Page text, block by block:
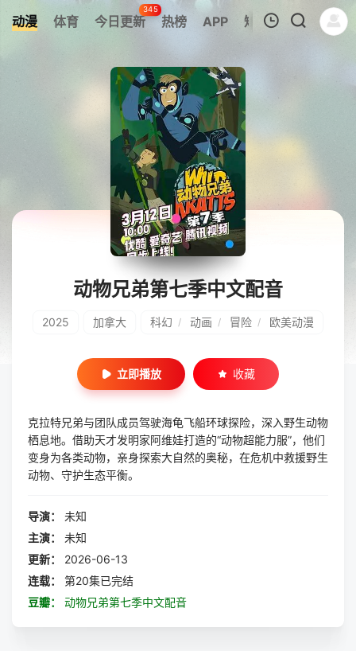
动漫 体育 今日更新
345
热榜 APP 短剧
暂无观看影片的记录
动物兄弟第七季中文配音
2025 加拿大 科幻 / 动画 / 冒险 / 欧美动漫
立即播放 收藏
克拉特兄弟与团队成员驾驶海龟飞船环球探险，深入野生动物
栖息地。借助天才发明家阿维娃打造的“动物超能力服”，他们
变身为各类动物，亲身探索大自然的奥秘，在危机中救援野生
动物、守护生态平衡。
导演：
未知
主演：
未知
更新：
2026-06-13
连载：
第20集已完结
豆瓣：
动物兄弟第七季中文配音